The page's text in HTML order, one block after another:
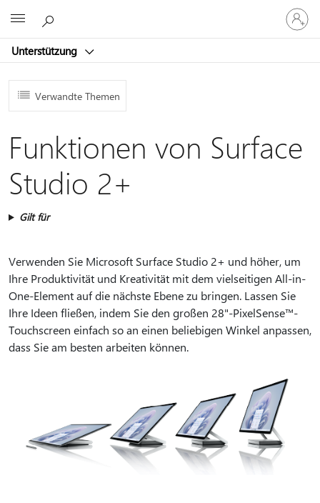
Unterstützung
Bei
Ihrem
Konto
Verwandte Themen
Funktionen von Surface
Studio 2+
Gilt für
Verwenden Sie Microsoft Surface Studio 2+ und höher, um
Ihre Produktivität und Kreativität mit dem vielseitigen All-in-
One-Element auf die nächste Ebene zu bringen. Lassen Sie
Ihre Ideen fließen, indem Sie den großen 28"-PixelSense™-
Touchscreen einfach so an einen beliebigen Winkel anpassen,
dass Sie am besten arbeiten können.